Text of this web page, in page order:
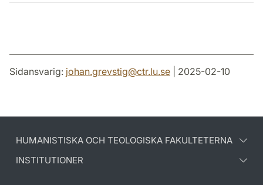
Sidansvarig: johan.grevstig@ctr.lu.se | 2025-02-10
HUMANISTISKA OCH TEOLOGISKA FAKULTETERNA
INSTITUTIONER